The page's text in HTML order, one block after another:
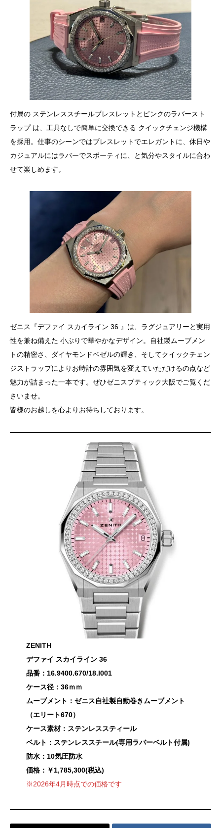
付属の ステンレススチールブレスレットとピンクのラバースト
ラップ は、工具なしで簡単に交換できる クイックチェンジ機構
を採用。仕事のシーンではブレスレットでエレガントに、休日や
カジュアルにはラバーでスポーティに、と気分やスタイルに合わ
せて楽しめます。
ゼニス『デファイ スカイライン 36 』は、ラグジュアリーと実用
性を兼ね備えた 小ぶりで華やかなデザイン。自社製ムーブメン
トの精密さ、ダイヤモンドベゼルの輝き、そしてクイックチェン
ジストラップによりお時計の雰囲気を変えていただけるの点など
魅力が詰まった一本です。ぜひゼニスブティック大阪でご覧くだ
さいませ。
皆様のお越しを心よりお待ちしております。
ZENITH
デファイ スカイライン 36
品番：16.9400.670/18.I001
ケース径：36ｍｍ
ムーブメント：ゼニス自社製自動巻きムーブメント
（エリート670）
ケース素材：ステンレススティール
ベルト：ステンレススチール(専用ラバーベルト付属)
防水：10気圧防水
価格：￥1,785,300(税込)
※2026年4月時点での価格です